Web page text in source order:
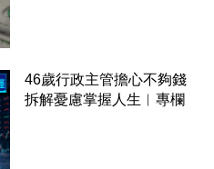
46歲行政主管擔心不夠錢
拆解憂慮掌握人生︳專欄